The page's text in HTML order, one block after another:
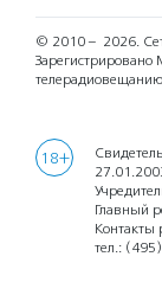
© 2010 – 2026.
18+
Главный
Контакты
тел.: